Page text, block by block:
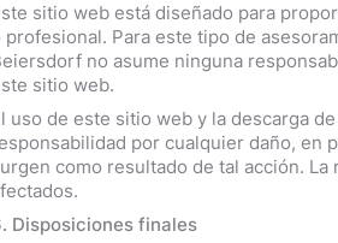
sitio web está diseñado para
profesional. Para este tipo de
no asume ninguna
sitio web.
uso de este sitio web y la descarga
por cualquier daño, en
como resultado de tal acción.
Disposiciones finales